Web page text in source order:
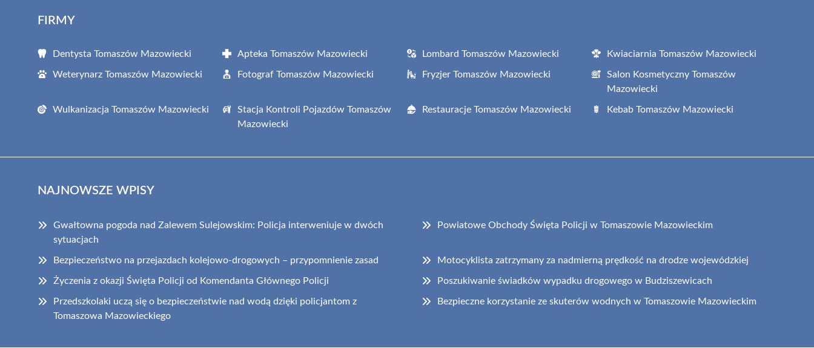
FIRMY
Dentysta Tomaszów Mazowiecki Apteka Tomaszów Mazowiecki Lombard Tomaszów Mazowiecki Kwiaciarnia Tomaszów Mazowiecki
Weterynarz Tomaszów Mazowiecki Fotograf Tomaszów Mazowiecki Fryzjer Tomaszów Mazowiecki
Salon Kosmetyczny Tomaszów
Mazowiecki
Wulkanizacja Tomaszów Mazowiecki
Stacja Kontroli Pojazdów Tomaszów
Mazowiecki
Restauracje Tomaszów Mazowiecki Kebab Tomaszów Mazowiecki
NAJNOWSZE WPISY
Gwałtowna pogoda nad Zalewem Sulejowskim: Policja interweniuje w dwóch
sytuacjach
Powiatowe Obchody Święta Policji w Tomaszowie Mazowieckim
Bezpieczeństwo na przejazdach kolejowo-drogowych – przypomnienie zasad Motocyklista zatrzymany za nadmierną prędkość na drodze wojewódzkiej
Życzenia z okazji Święta Policji od Komendanta Głównego Policji Poszukiwanie świadków wypadku drogowego w Budziszewicach
Przedszkolaki uczą się o bezpieczeństwie nad wodą dzięki policjantom z
Tomaszowa Mazowieckiego
Bezpieczne korzystanie ze skuterów wodnych w Tomaszowie Mazowieckim